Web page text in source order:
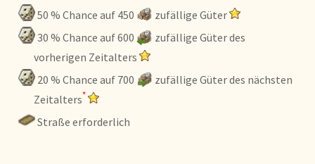
50 % Chance auf 450
zufällige Güter
30 % Chance auf 600
zufällige Güter des
vorherigen Zeitalters
20 % Chance auf 700
zufällige Güter des nächsten
Zeitalters*
Straße erforderlich